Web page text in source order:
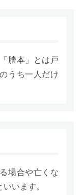
謄本」とは戸
うち一人だけ
場合や亡くな
います。